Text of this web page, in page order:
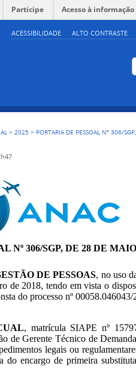
ACESSIBILIDADE ALTO CONTRASTE
Participe Acesso à informação
>2025 > PORTARIA DE PESSOAL Nº 306/
Nº 306/SGP, DE 28 DE
DE PESSOAS, no uso
de 2018, tendo em vista o
do processo nº
, matrícula SIAPE nº
de Gerente Técnico de
legais ou
do encargo de primeira